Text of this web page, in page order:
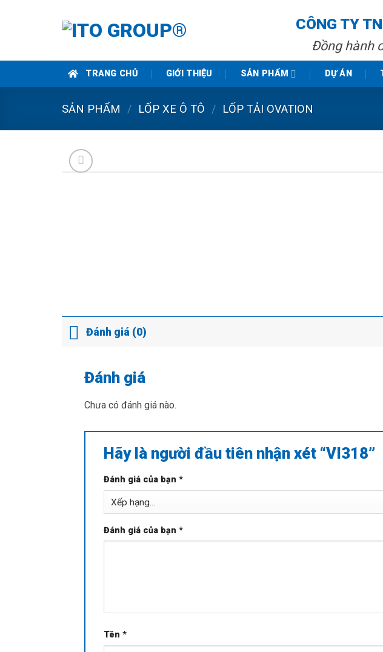
CÔNG TY
Đồng hành
TRANG CHỦ GIỚI THIỆU SẢN PHẨM DỰ ÁN
SẢN PHẨM / LỐP XE Ô TÔ / LỐP TẢI OVATION
Đánh giá (0)
Đánh giá
Chưa có đánh giá nào.
Hãy là người đầu tiên nhận xét “VI318”
Đánh giá của bạn *
Đánh giá của bạn *
Tên *